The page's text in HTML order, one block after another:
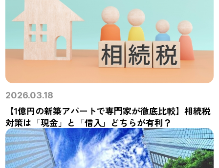
2026.03.18
【1億円の新築アパートで専門家が徹底比較】相続税
対策は「現金」と「借入」どちらが有利？